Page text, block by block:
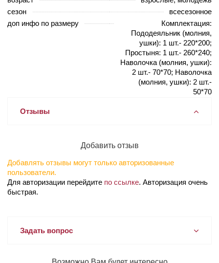
сезон
всесезонное
доп инфо по размеру
Комплектация:
Пододеяльник (молния,
ушки): 1 шт.- 220*200;
Простыня: 1 шт.- 260*240;
Наволочка (молния, ушки):
2 шт.- 70*70; Наволочка
(молния, ушки): 2 шт.-
50*70
Отзывы
Добавить отзыв
Добавлять отзывы могут только авторизованные
пользователи.
Для авторизации перейдите по ссылке. Авторизация очень
быстрая.
Задать вопрос